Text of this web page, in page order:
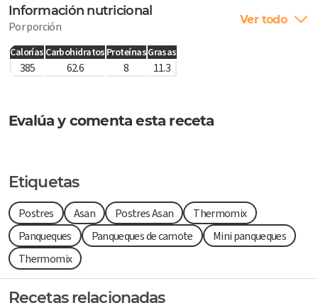
Información nutricional
Por porción Ver todo
Calorías Carbohidratos ProteínasGrasas
385 62.6 8 11.3
Evalúa y comenta esta receta
Etiquetas
Postres Asan Postres Asan
Thermomix
Panqueques
Panqueques de camote
Mini panqueques
Thermomix
Recetas relacionadas